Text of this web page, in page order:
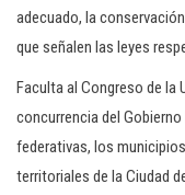
adecuado, la
que señalen las leyes
Faculta al Congreso de la
concurrencia del
federativas, los
territoriales de la Ciudad